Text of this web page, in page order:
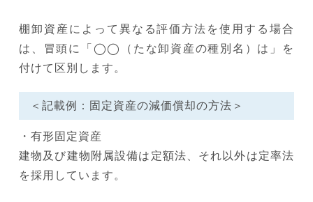
棚卸資産によって異なる評価方法を使用する場合
は、冒頭に「◯◯（たな卸資産の種別名）は」を
付けて区別します。
＜記載例：固定資産の減価償却の方法＞
・有形固定資産
建物及び建物附属設備は定額法、それ以外は定率法
を採用しています。